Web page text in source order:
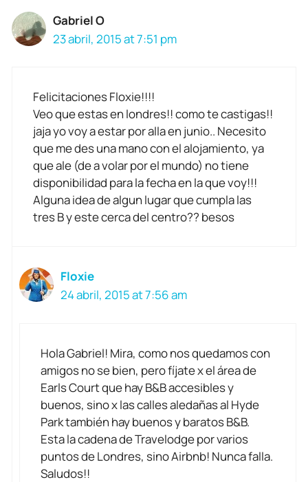
Gabriel O
23 abril, 2015 at 7:51 pm
Felicitaciones Floxie!!!!
Veo que estas en londres!! como te castigas!!
jaja yo voy a estar por alla en junio.. Necesito
que me des una mano con el alojamiento, ya
que ale (de a volar por el mundo) no tiene
disponibilidad para la fecha en la que voy!!!
Alguna idea de algun lugar que cumpla las
tres B y este cerca del centro?? besos
Floxie
24 abril, 2015 at 7:56 am
Hola Gabriel! Mira, como nos quedamos con
amigos no se bien, pero fíjate x el área de
Earls Court que hay B&B accesibles y
buenos, sino x las calles aledañas al Hyde
Park también hay buenos y baratos B&B.
Esta la cadena de Travelodge por varios
puntos de Londres, sino Airbnb! Nunca falla.
Saludos!!